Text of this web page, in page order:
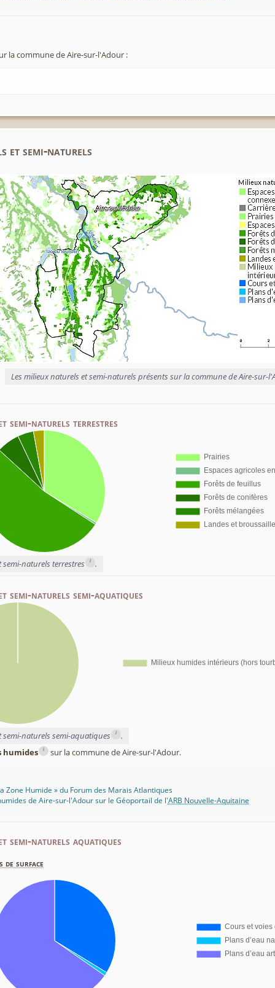
la commune de Aire-sur-l'Adour :
et semi-naturels
Les milieux naturels et semi-naturels présents sur la commune de Aire-sur-
semi-naturels terrestres
semi-naturels terrestres i .
naturels semi-aquatiques
semi-naturels semi-aquatiques i
.
humides
i sur la commune de Aire-sur-l'Adour.
Zone Humide » du Forum des Marais Atlantiques
de Aire-sur-l'Adour sur le Géoportail de l'ARB Nouvelle-Aquitaine
semi-naturels aquatiques
de surface